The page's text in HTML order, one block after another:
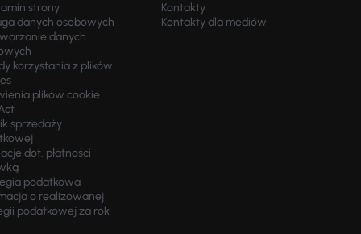
strony
danych osobowych
danych
korzystania z plików
plików cookie
sprzedaży
dot. płatności
podatkowa
o realizowanej
podatkowej za rok
Kontakty
Kontakty dla mediów